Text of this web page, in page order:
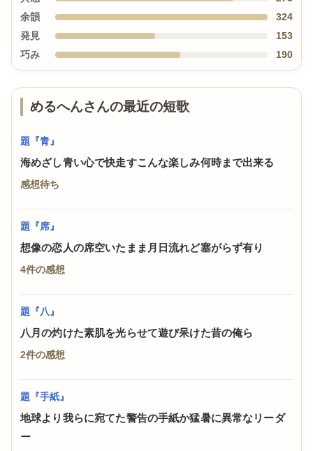
余韻
324
発見
153
巧み
190
めるへんさんの最近の短歌
題『青』
海めざし青い心で快走すこんな楽しみ何時まで出来る
感想待ち
題『席』
想像の恋人の席空いたまま月日流れど塞がらず有り
4件の感想
題『八』
八月の灼けた素肌を光らせて遊び呆けた昔の俺ら
2件の感想
題『手紙』
地球より我らに宛てた警告の手紙か猛暑に異常なリーダ
ー